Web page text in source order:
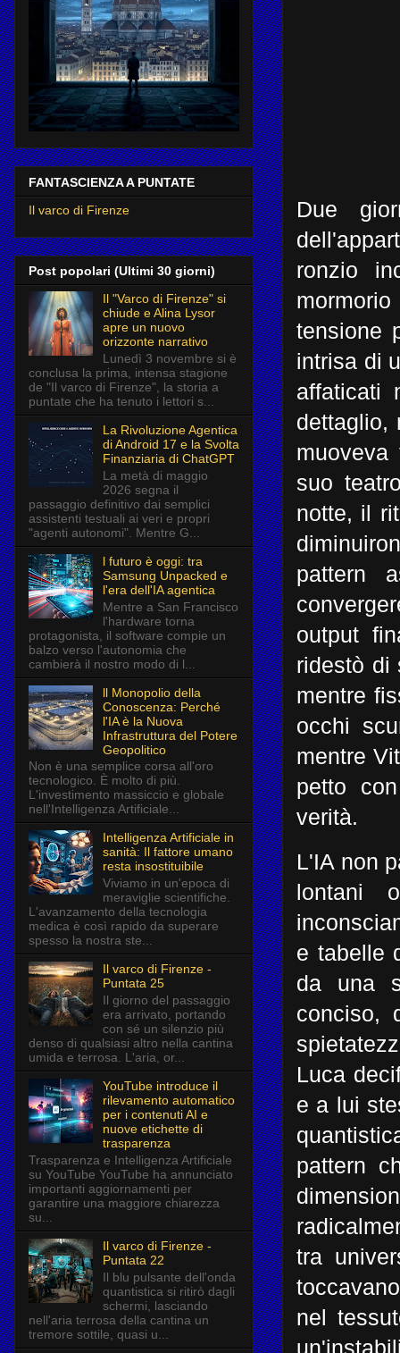
Due
ronzio
tensione
intrisa di
affaticati
dettaglio,
suo
notte, il
pattern
output
ridestò di
mentre
occhi
mentre
petto
verità.
L'IA non
lontani
e tabelle
da una
conciso,
Luca
e a lui
pattern
tra
nel
FANTASCIENZA A PUNTATE
Il varco di Firenze
Post popolari (Ultimi 30 giorni)
Il "Varco di Firenze" si
chiude e Alina Lysor
apre un nuovo
orizzonte narrativo
Lunedì 3 novembre si è
conclusa la prima, intensa stagione
de "Il varco di Firenze", la storia a
puntate che ha tenuto i lettori s...
La Rivoluzione Agentica
di Android 17 e la Svolta
Finanziaria di ChatGPT
La metà di maggio
2026 segna il
passaggio definitivo dai semplici
assistenti testuali ai veri e propri
"agenti autonomi". Mentre G...
l futuro è oggi: tra
Samsung Unpacked e
l'era dell'IA agentica
Mentre a San Francisco
l'hardware torna
protagonista, il software compie un
balzo verso l'autonomia che
cambierà il nostro modo di l...
ll Monopolio della
Conoscenza: Perché
l'IA è la Nuova
Infrastruttura del Potere
Geopolitico
Non è una semplice corsa all'oro
tecnologico. È molto di più.
L'investimento massiccio e globale
nell'Intelligenza Artificiale...
Intelligenza Artificiale in
sanità: Il fattore umano
resta insostituibile
Viviamo in un'epoca di
meraviglie scientifiche.
L'avanzamento della tecnologia
medica è così rapido da superare
spesso la nostra ste...
Il varco di Firenze -
Puntata 25
Il giorno del passaggio
era arrivato, portando
con sé un silenzio più
denso di qualsiasi altro nella cantina
umida e terrosa. L'aria, or...
YouTube introduce il
rilevamento automatico
per i contenuti AI e
nuove etichette di
trasparenza
Trasparenza e Intelligenza Artificiale
su YouTube YouTube ha annunciato
importanti aggiornamenti per
garantire una maggiore chiarezza
su...
Il varco di Firenze -
Puntata 22
Il blu pulsante dell'onda
quantistica si ritirò dagli
schermi, lasciando
nell'aria terrosa della cantina un
tremore sottile, quasi u...